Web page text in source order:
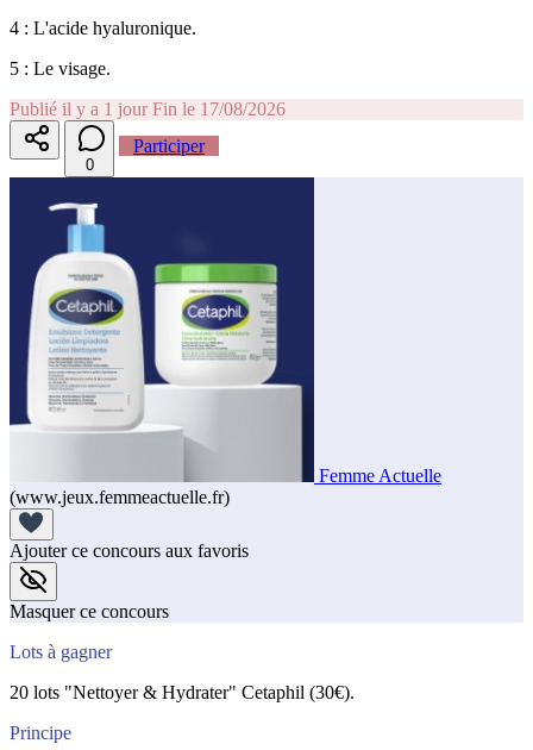
4 : L'acide hyaluronique.
5 : Le visage.
Publié il y a 1 jour Fin le 17/08/2026
0
Participer
Femme Actuelle
(www.jeux.femmeactuelle.fr)
Ajouter ce concours aux favoris
Masquer ce concours
Lots à gagner
20 lots "Nettoyer & Hydrater" Cetaphil (30€).
Principe